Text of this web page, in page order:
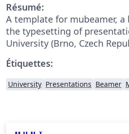
Résumé:
A template for mubeamer,
the typesetting of
University (Brno, Czech
Étiquettes:
University Presentations Beamer